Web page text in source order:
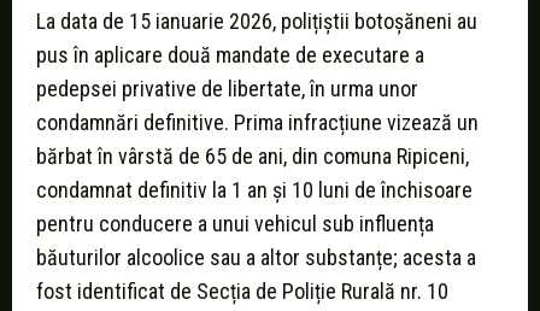
La data de 15 ianuarie 2026, polițiștii botoșăneni au
pus în aplicare două mandate de executare a
pedepsei privative de libertate, în urma unor
condamnări definitive. Prima infracțiune vizează un
bărbat în vârstă de 65 de ani, din comuna Ripiceni,
condamnat definitiv la 1 an și 10 luni de închisoare
pentru conducere a unui vehicul sub influența
băuturilor alcoolice sau a altor substanțe; acesta a
fost identificat de Secția de Poliție Rurală nr. 10